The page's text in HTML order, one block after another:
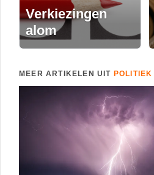
Verkiezingen
alom
MEER ARTIKELEN UIT POLITIEK